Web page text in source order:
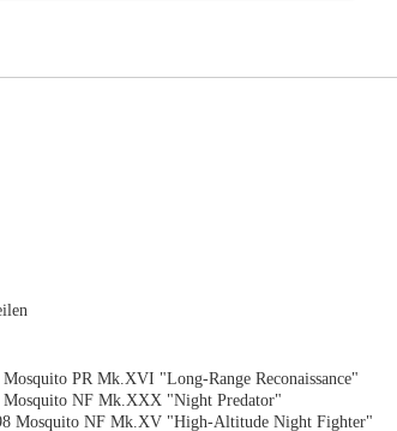
PR Mk.XVI "Long-Range Reconaissance"
Mosquito NF Mk.XXX "Night Predator"
Mosquito NF Mk.XV "High-Altitude Night Fighter"